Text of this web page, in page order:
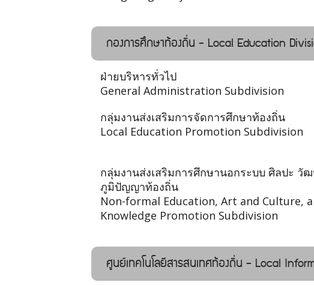
กองการศึกษาท้องถิ่น - Local Education
ฝ่ายบริหารทั่วไป
General Administration Subdivision
กลุ่มงานส่งเสริมการจัดการศึกษาท้องถิ่น
Local Education Promotion Subdivision
กลุ่มงานส่งเสริมการศึกษานอกระบบ ศิลปะ วั
ภูมิปัญญาท้องถิ่น
Non-formal Education, Art and Culture,
Knowledge Promotion Subdivision
ศูนย์เทคโนโลยีสารสนเทศท้องถิ่น - Local